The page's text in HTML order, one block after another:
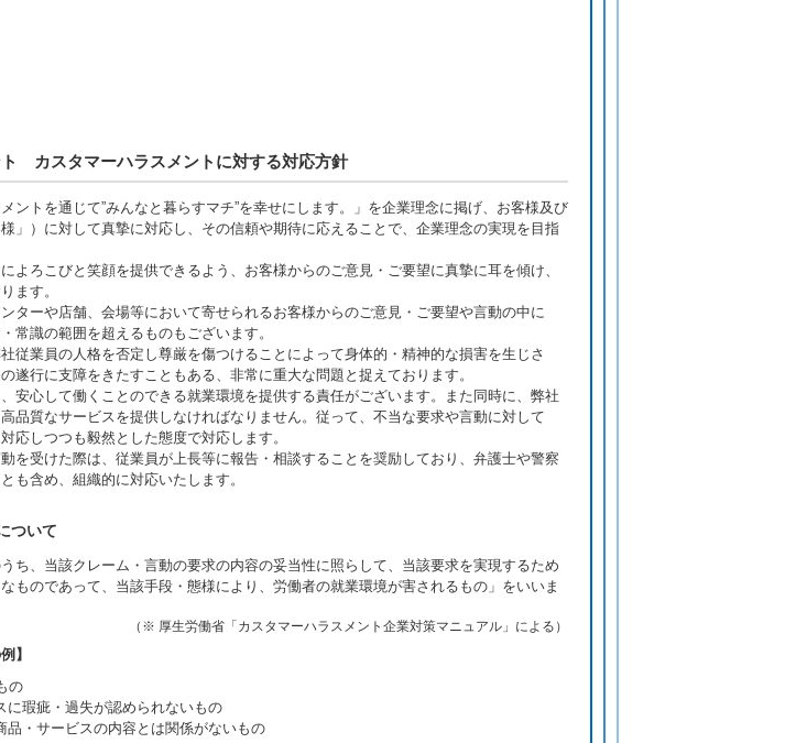
カスタマーハラスメントに対する対応方針
ントを通じて”みんなと暮らすマチ”を幸せにします。」を企業理念に掲げ、お客様及び
」）に対して真摯に対応し、その信頼や期待に応えることで、企業理念の実現を目指
よろこびと笑顔を提供できるよう、お客様からのご意見・ご要望に真摯に耳を傾け、
ます。
ターや店舗、会場等において寄せられるお客様からのご意見・ご要望や言動の中に
常識の範囲を超えるものもございます。
従業員の人格を否定し尊厳を傷つけることによって身体的・精神的な損害を生じさ
遂行に支障をきたすこともある、非常に重大な問題と捉えております。
安心して働くことのできる就業環境を提供する責任がございます。また同時に、弊社
品質なサービスを提供しなければなりません。従って、不当な要求や言動に対して
応しつつも毅然とした態度で対応します。
を受けた際は、従業員が上長等に報告・相談することを奨励しており、弁護士や警察
も含め、組織的に対応いたします。
ついて
ち、当該クレーム・言動の要求の内容の妥当性に照らして、当該要求を実現するため
ものであって、当該手段・態様により、労働者の就業環境が害されるもの」をいいま
（※ 厚生労働省「カスタマーハラスメント企業対策マニュアル」による）
】
の
に瑕疵・過失が認められないもの
品・サービスの内容とは関係がないもの